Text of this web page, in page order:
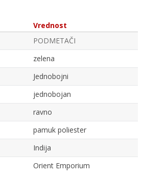
Vrednost
PODMETAČI
zelena
Jednobojni
jednobojan
ravno
pamuk poliester
Indija
Orient Emporium